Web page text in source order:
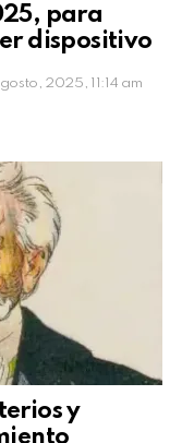
para
dispositivo
2025, 11:14 am
y